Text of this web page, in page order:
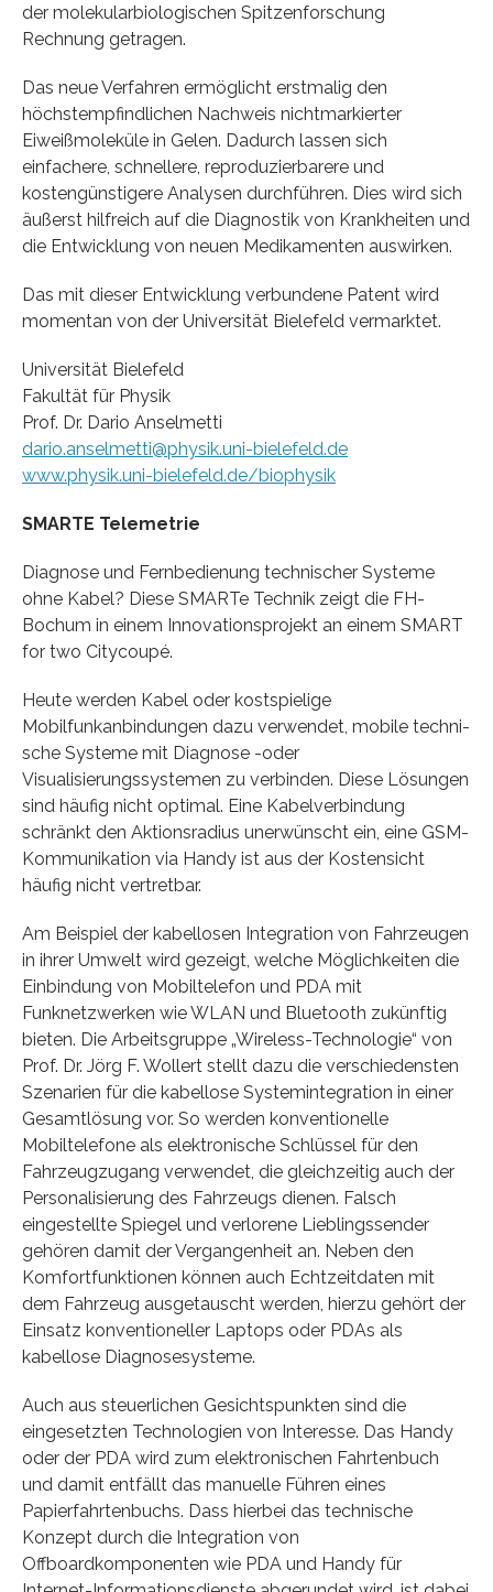
der molekularbiologischen Spitzenforschung
Rechnung getragen.
Das neue Verfahren ermöglicht erstmalig den
höchstempfindlichen Nachweis nichtmarkierter
Eiweißmoleküle in Gelen. Dadurch lassen sich
einfachere, schnellere, reproduzierbarere und
kostengünstigere Analysen durchführen. Dies wird sich
äußerst hilfreich auf die Diagnostik von Krankheiten und
die Entwicklung von neuen Medikamenten auswirken.
Das mit dieser Entwicklung verbundene Patent wird
momentan von der Universität Bielefeld vermarktet.
Universität Bielefeld
Fakultät für Physik
Prof. Dr. Dario Anselmetti
dario.anselmetti@physik.uni-bielefeld.de
www.physik.uni-bielefeld.de/biophysik
SMARTE Telemetrie
Diagnose und Fernbedienung technischer Systeme
ohne Kabel? Diese SMARTe Technik zeigt die FH-
Bochum in einem Innovationsprojekt an einem SMART
for two Citycoupé.
Heute werden Kabel oder kostspielige
Mobilfunkanbindungen dazu verwendet, mobile techni­
sche Systeme mit Diagnose -oder
Visualisierungssystemen zu ver­binden. Diese Lösungen
sind häufig nicht optimal. Eine Kabelverbindung
schränkt den Aktionsradius unerwünscht ein, eine GSM-
Kommunikation via Handy ist aus der Kostensicht
häufig nicht vertretbar.
Am Beispiel der kabellosen Integration von Fahrzeugen
in ihrer Umwelt wird gezeigt, welche Mög­lich­keiten die
Einbindung von Mobiltelefon und PDA mit
Funknetzwerken wie WLAN und Bluetooth zukünftig
bieten. Die Arbeitsgruppe „Wireless-Technologie“ von
Prof. Dr. Jörg F. Wollert stellt dazu die verschiedensten
Szenarien für die kabellose Systemintegration in einer
Gesamtlösung vor. So werden konventionelle
Mobiltelefone als elektronische Schlüssel für den
Fahrzeugzugang verwendet, die gleichzeitig auch der
Personalisierung des Fahrzeugs dienen. Falsch
eingestellte Spiegel und verlorene Lieblingssender
gehören damit der Vergangenheit an. Neben den
Komfortfunktionen können auch Echtzeitdaten mit
dem Fahrzeug ausgetauscht werden, hierzu gehört der
Einsatz konventioneller Laptops oder PDAs als
kabellose Diagnose­systeme.
Auch aus steuerlichen Gesichtspunkten sind die
eingesetzten Technologien von Interesse. Das Handy
oder der PDA wird zum elektronischen Fahrtenbuch
und damit entfällt das manuelle Führen eines
Papierfahrtenbuchs. Dass hierbei das technische
Konzept durch die Integration von
Offboardkomponenten wie PDA und Handy für